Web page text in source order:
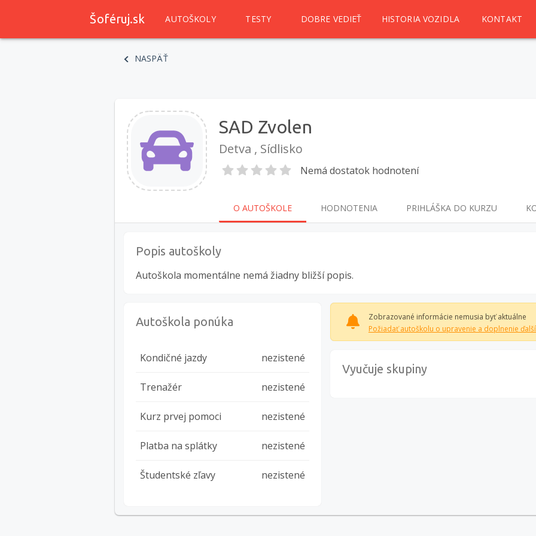
Šoféruj.sk AUTOŠKOLY TESTY DOBRE VEDIEŤ HISTORIA VOZIDLA KONTAKT
NASPÄŤ
SAD Zvolen
Detva , Sídlisko
Nemá dostatok hodnotení
O AUTOŠKOLE HODNOTENIA PRIHLÁŠKA DO KURZU
Popis autoškoly
Autoškola momentálne nemá žiadny bližší popis.
Autoškola ponúka
Kondičné jazdy nezistené
Trenažér nezistené
Kurz prvej pomoci nezistené
Platba na splátky nezistené
Študentské zľavy nezistené
Zobrazované informácie nemusia byť aktuálne
Požiadať autoškolu o upravenie a doplnenie
Vyučuje skupiny